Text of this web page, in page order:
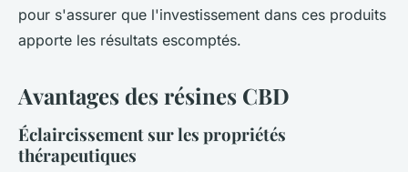
pour s'assurer que l'investissement dans ces produits
apporte les résultats escomptés.
Avantages des résines CBD
Éclaircissement sur les propriétés
thérapeutiques